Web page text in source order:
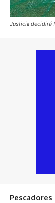
Justicia decidirá